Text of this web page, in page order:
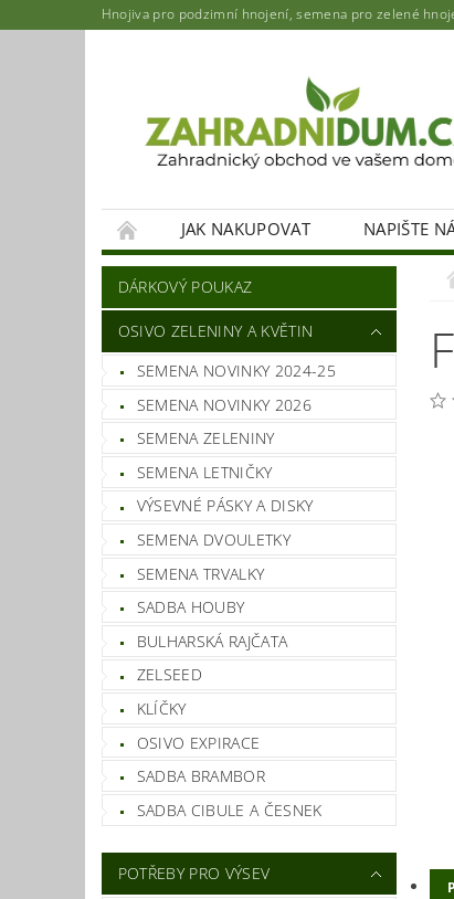
Hnojiva pro podzimní hnojení, semena pro zelené
JAK NAKUPOVAT NAPIŠTE
DÁRKOVÝ POUKAZ
OSIVO ZELENINY A KVĚTIN
SEMENA NOVINKY 2024-25
SEMENA NOVINKY 2026
SEMENA ZELENINY
SEMENA LETNIČKY
VÝSEVNÉ PÁSKY A DISKY
SEMENA DVOULETKY
SEMENA TRVALKY
SADBA HOUBY
BULHARSKÁ RAJČATA
ZELSEED
KLÍČKY
OSIVO EXPIRACE
SADBA BRAMBOR
SADBA CIBULE A ČESNEK
POTŘEBY PRO VÝSEV